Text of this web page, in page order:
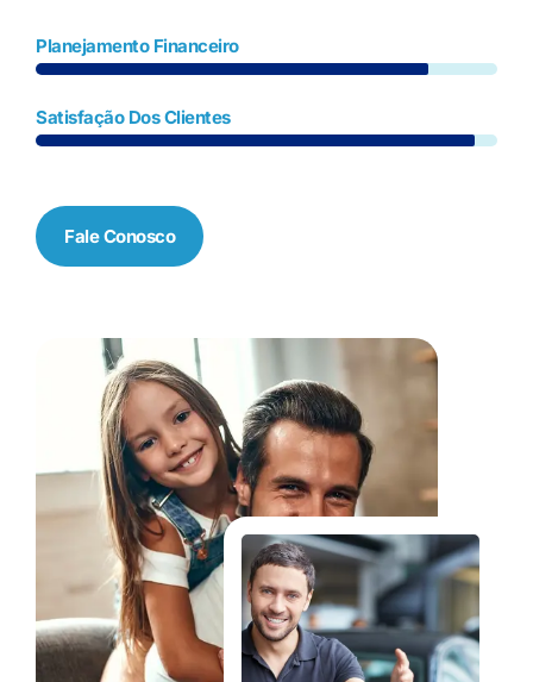
Planejamento Financeiro
Satisfação Dos Clientes
Fale Conosco